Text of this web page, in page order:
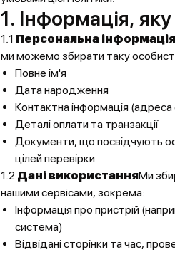
1. Інформація,
1.1 Персональна інформація
ми можемо збирати таку
Повне ім'я
Дата народження
Контактна інформація
Деталі оплати та транзакції
Документи, що посвідчують
цілей перевірки
1.2 Дані використанняМи
нашими сервісами, зокрема:
Інформація про пристрій
система)
Відвідані сторінки та час,